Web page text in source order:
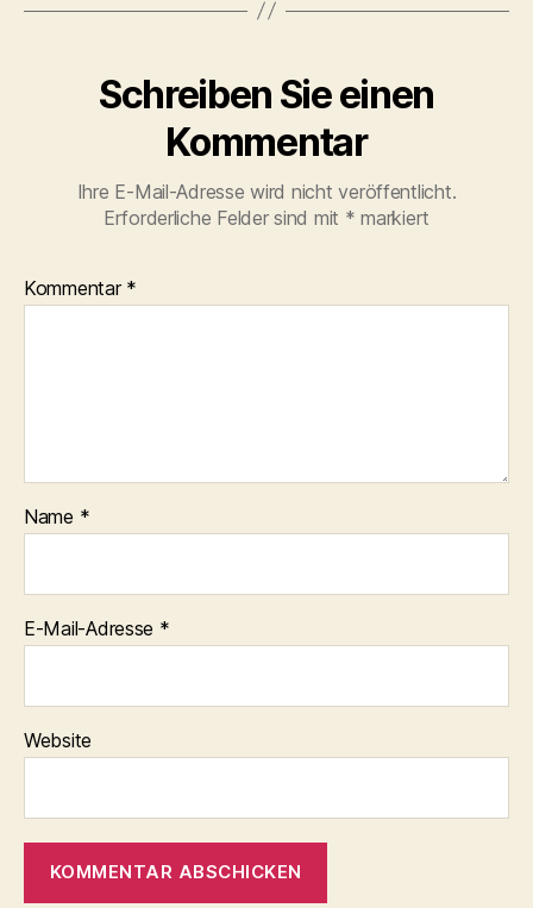
Schreiben Sie einen
Kommentar
Ihre E-Mail-Adresse wird nicht veröffentlicht.
Erforderliche Felder sind mit * markiert
Kommentar *
Name *
E-Mail-Adresse *
Website